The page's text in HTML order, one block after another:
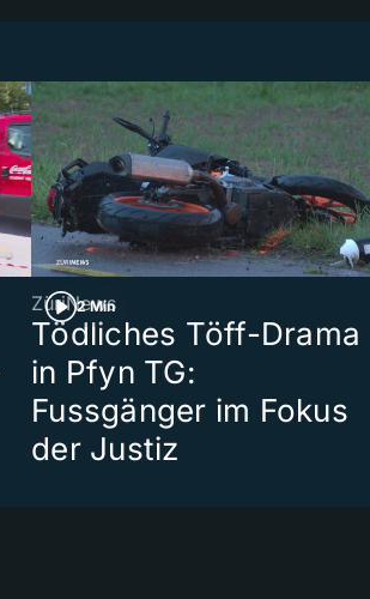
2 Min
ZüriNews
Tödliches Töff-Drama
in Pfyn TG:
Fussgänger im Fokus
der Justiz